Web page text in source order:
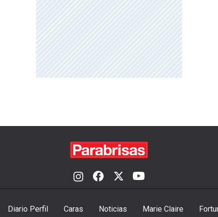
Diario Perfil Caras Noticias Marie Claire